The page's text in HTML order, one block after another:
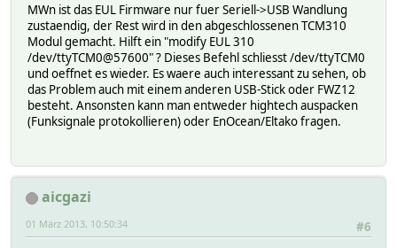
MWn ist das EUL Firmware nur fuer Seriell->USB Wandlung
zustaendig, der Rest wird in den abgeschlossenen TCM310
Modul gemacht. Hilft ein "modify EUL 310
/dev/ttyTCM0@57600" ? Dieses Befehl schliesst /dev/ttyTCM0
und oeffnet es wieder. Es waere auch interessant zu sehen, ob
das Problem auch mit einem anderen USB-Stick oder FWZ12
besteht. Ansonsten kann man entweder hightech auspacken
(Funksignale protokollieren) oder EnOcean/Eltako fragen.
aicgazi
#6
01 März 2013, 10:50:34